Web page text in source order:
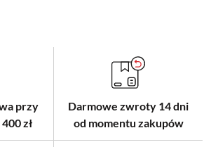
przy
zł
Darmowe zwroty 14 dni
od momentu zakupów